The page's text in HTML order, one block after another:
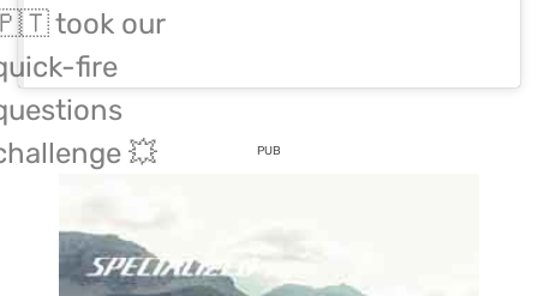
took our
fire
💥
PUB